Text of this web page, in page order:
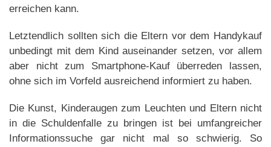
erreichen kann.
Letztendlich sollten sich die Eltern vor dem Handykauf
unbedingt mit dem Kind auseinander setzen, vor allem
aber nicht zum Smartphone-Kauf überreden lassen,
ohne sich im Vorfeld ausreichend informiert zu haben.
Die Kunst, Kinderaugen zum Leuchten und Eltern nicht
in die Schuldenfalle zu bringen ist bei umfangreicher
Informationssuche gar nicht mal so schwierig. So